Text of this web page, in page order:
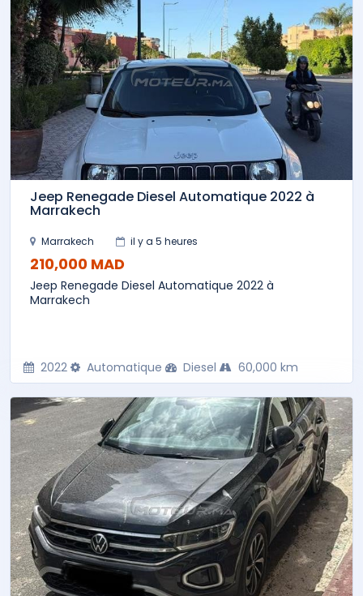
Jeep Renegade Diesel Automatique 2022 à
Marrakech
Marrakech il y a 5 heures
210,000 MAD
Jeep Renegade Diesel Automatique 2022 à
Marrakech
2022 Automatique Diesel 60,000 km